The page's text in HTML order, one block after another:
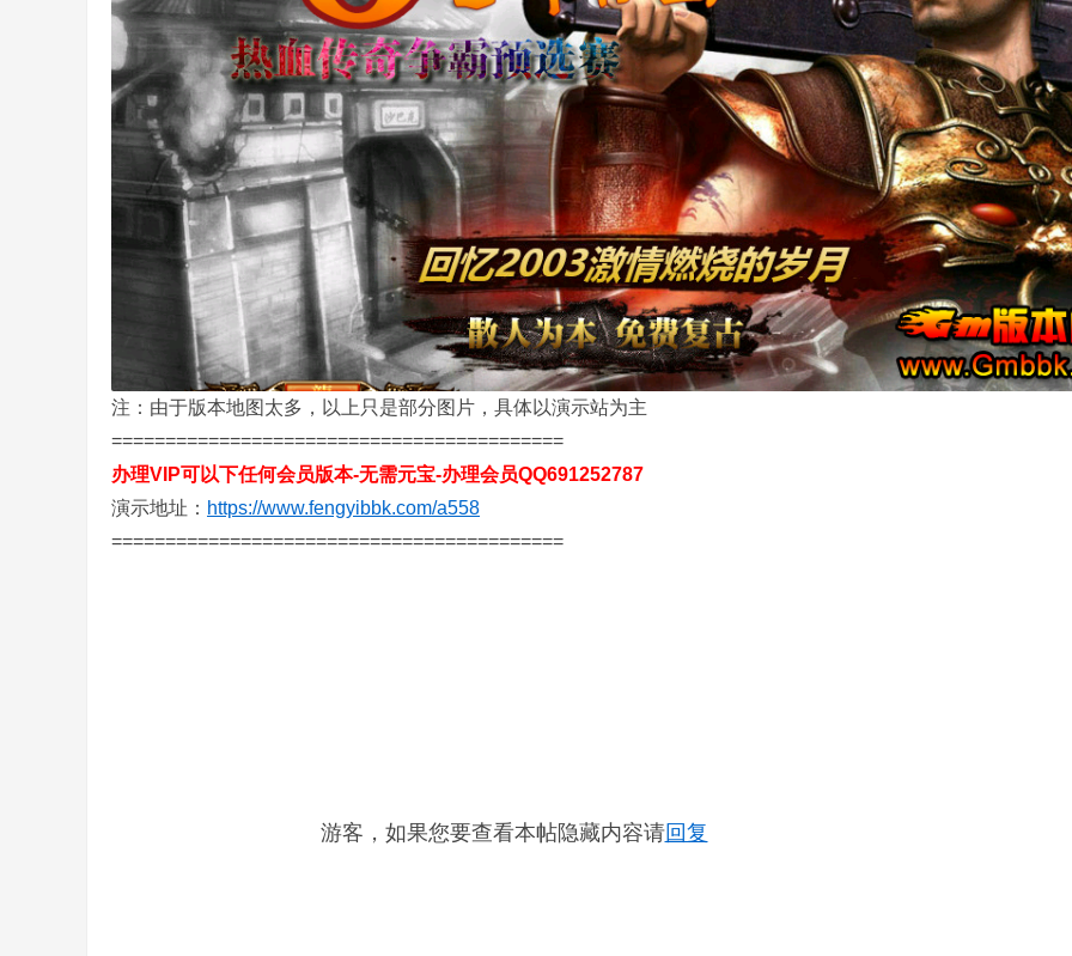
注：由于版本地图太多，以上只是部分图片，具体以演示站为主
==========================================
办理VIP可以下任何会员版本-无需元宝-办理会员QQ691252787
演示地址： https://www.fengyibbk.com/a558
==========================================
游客，如果您要查看本帖隐藏内容请回复